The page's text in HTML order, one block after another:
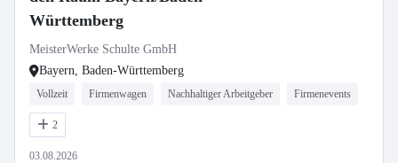
Württemberg
MeisterWerke Schulte GmbH
Bayern, Baden-Württemberg
Vollzeit Firmenwagen Nachhaltiger Arbeitgeber Firmenevents
2
03.08.2026